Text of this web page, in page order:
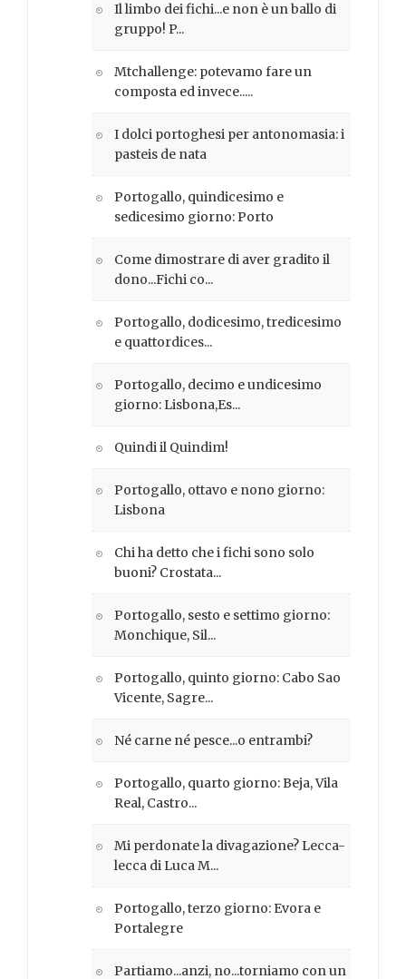
Il limbo dei fichi...e non è un ballo di
gruppo! P...
Mtchallenge: potevamo fare un
composta ed invece.....
I dolci portoghesi per antonomasia: i
pasteis de nata
Portogallo, quindicesimo e
sedicesimo giorno: Porto
Come dimostrare di aver gradito il
dono...Fichi co...
Portogallo, dodicesimo, tredicesimo
e quattordices...
Portogallo, decimo e undicesimo
giorno: Lisbona,Es...
Quindi il Quindim!
Portogallo, ottavo e nono giorno:
Lisbona
Chi ha detto che i fichi sono solo
buoni? Crostata...
Portogallo, sesto e settimo giorno:
Monchique, Sil...
Portogallo, quinto giorno: Cabo Sao
Vicente, Sagre...
Né carne né pesce...o entrambi?
Portogallo, quarto giorno: Beja, Vila
Real, Castro...
Mi perdonate la divagazione? Lecca-
lecca di Luca M...
Portogallo, terzo giorno: Evora e
Portalegre
Partiamo...anzi, no...torniamo con un